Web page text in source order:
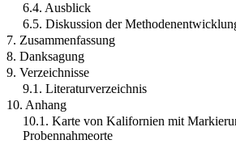
6.4. Ausblick
6.5. Diskussion der
7. Zusammenfassung
8. Danksagung
9. Verzeichnisse
9.1. Literaturverzeichnis
10. Anhang
10.1. Karte von Kalifornien mit
Probennahmeorte